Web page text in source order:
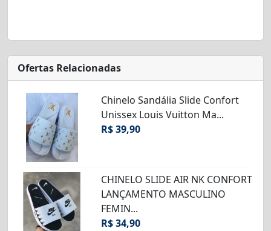
Ofertas Relacionadas
Chinelo Sandália Slide Confort
Unissex Louis Vuitton Ma...
R$ 39,90
CHINELO SLIDE AIR NK CONFORT
LANÇAMENTO MASCULINO
FEMIN...
R$ 34,90